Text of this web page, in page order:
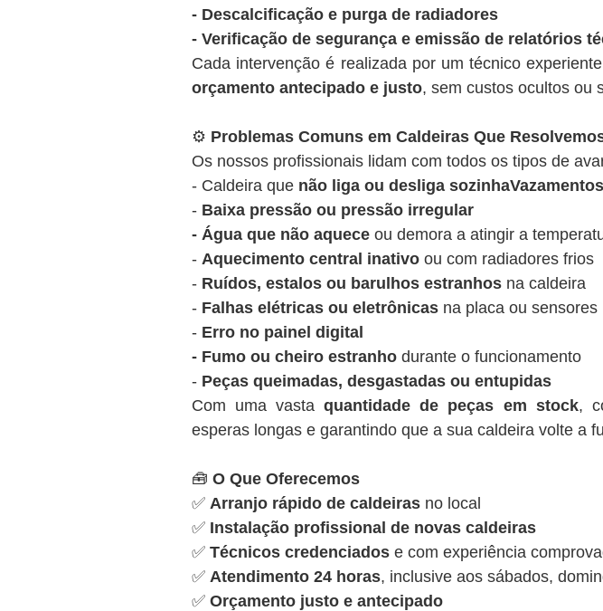
- Descalcificação e purga de radiadores
- Verificação de segurança e emissão de relatórios
Cada intervenção é realizada por um técnico
orçamento antecipado e justo, sem custos ocultos ou
⚙️ Problemas Comuns em Caldeiras Que
Os nossos profissionais lidam com todos os tipos de
- Caldeira que não liga ou desliga
- Baixa pressão ou pressão irregular
- Água que não aquece ou demora a atingir a
- Aquecimento central inativo ou com radiadores frios
- Ruídos, estalos ou barulhos estranhos na caldeira
- Falhas elétricas ou eletrônicas na placa ou sensores
- Erro no painel digital
- Fumo ou cheiro estranho durante o funcionamento
- Peças queimadas, desgastadas ou entupidas
Com uma vastaquantidade de peças em stock,
esperas longas e garantindo que a sua caldeira volte a
🧰 O Que Oferecemos
✅ Arranjo rápido de caldeiras no local
✅ Instalação profissional de novas caldeiras
✅ Técnicos credenciados e com experiência
✅ Atendimento 24 horas, inclusive aos sábados,
✅ Orçamento justo e antecipado